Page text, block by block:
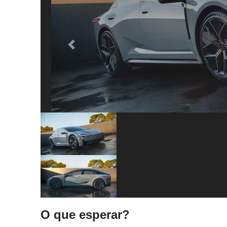
Previous
O que esperar?